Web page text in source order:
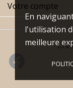
En
l'utilisation
meilleure
Votre compte